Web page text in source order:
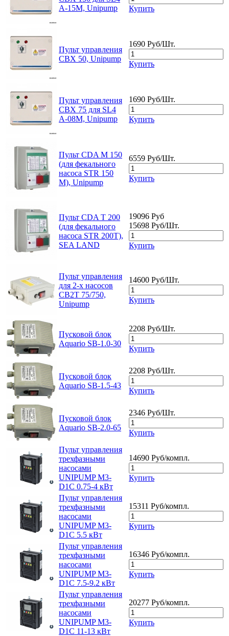
A-15M, Unipump
Купить
Пульт управления
CBX 50, Unipump
1690 Руб/Шт.
Купить
Пульт управления
CBX 75 для SL4
A-08M, Unipump
1690 Руб/Шт.
Купить
Пульт CDA M 150
(для фекального
насоса STR 150
M), Unipump
6559 Руб/Шт.
Купить
Пульт CDA T 200
(для фекального
насоса STR 200T),
SEA LAND
19096 Руб
15698 Руб/Шт.
Купить
Пульт управления
для 2-х насосов
CB2T 75/750,
Unipump
14600 Руб/Шт.
Купить
Пусковой блок
Aquario SB-1.0-30
2208 Руб/Шт.
Купить
Пусковой блок
Aquario SB-1.5-43
2208 Руб/Шт.
Купить
Пусковой блок
Aquario SB-2.0-65
2346 Руб/Шт.
Купить
Пульт управления
трехфазными
насосами
UNIPUMP M3-
D1C 0.75-4 кВт
14690 Руб/компл.
Купить
Пульт управления
трехфазными
насосами
UNIPUMP M3-
D1C 5.5 кВт
15311 Руб/компл.
Купить
Пульт управления
трехфазными
насосами
UNIPUMP M3-
D1C 7.5-9.2 кВт
16346 Руб/компл.
Купить
Пульт управления
трехфазными
насосами
UNIPUMP M3-
D1C 11-13 кВт
20277 Руб/компл.
Купить